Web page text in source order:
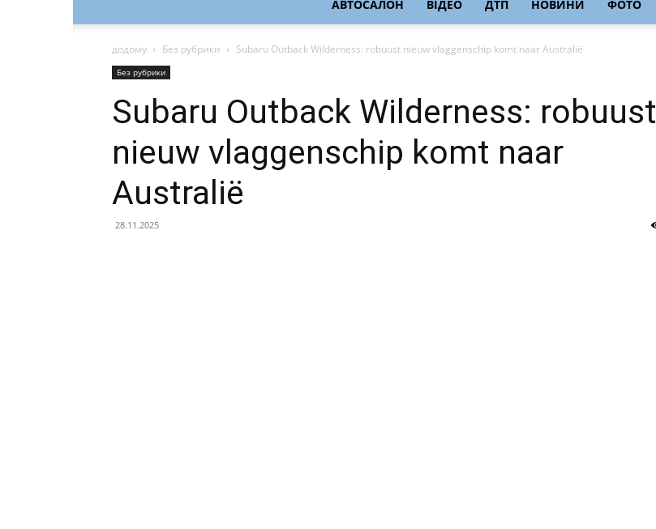
АВТОСАЛОН ВІДЕО ДТП НОВИНИ ФОТО
додому Без рубрики Subaru Outback Wilderness: robuust nieuw vlaggenschip komt naar Australië
Без рубрики
Subaru Outback Wilderness: robuust
nieuw vlaggenschip komt naar
Australië
28.11.2025